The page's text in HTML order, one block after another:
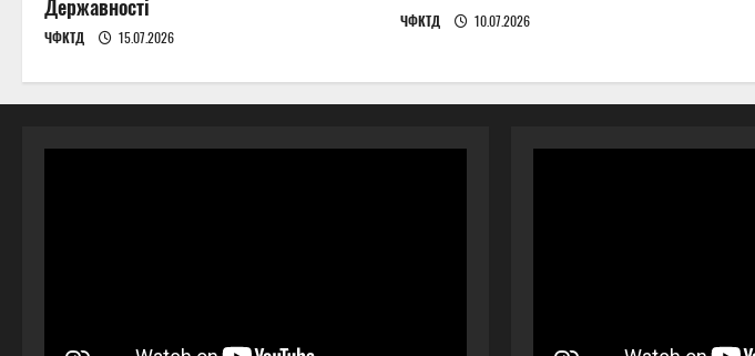
Державності
ЧФКТД 15.07.2026
ЧФКТД 10.07.2026